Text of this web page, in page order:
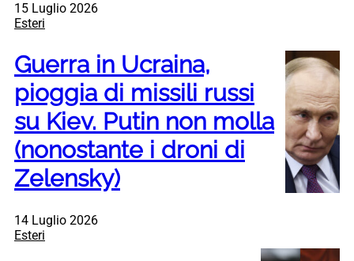
15 Luglio 2026
Esteri
Guerra in Ucraina,
pioggia di missili russi
su Kiev. Putin non molla
(nonostante i droni di
Zelensky)
14 Luglio 2026
Esteri